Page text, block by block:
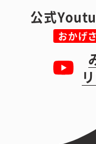
公式
おかげ